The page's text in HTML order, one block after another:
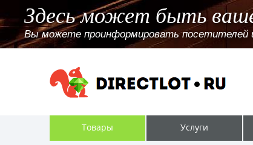
Здесь может быть
Вы можете проинформировать посетителей
Товары Услуги